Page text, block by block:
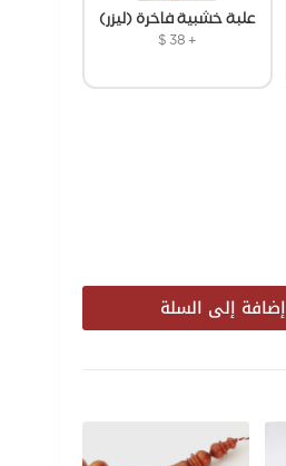
علبة خشبية فاخرة (ليزر)
+
$38
إضافة إلى السلة